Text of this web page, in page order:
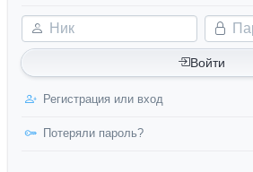
Ник Пароль
Войти
Регистрация или вход
Потеряли пароль?